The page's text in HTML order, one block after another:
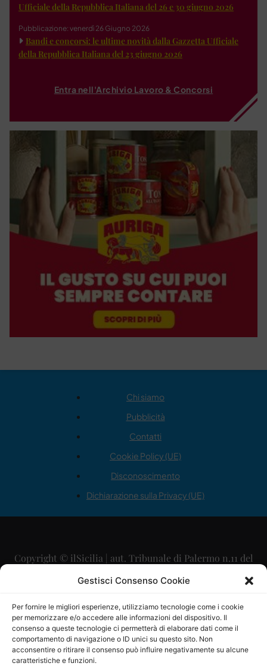
Gestisci Consenso Cookie
Per fornire le migliori esperienze, utilizziamo tecnologie come i cookie
per memorizzare e/o accedere alle informazioni del dispositivo. Il
consenso a queste tecnologie ci permetterà di elaborare dati come il
comportamento di navigazione o ID unici su questo sito. Non
acconsentire o ritirare il consenso può influire negativamente su alcune
caratteristiche e funzioni.
Ufficiale della Repubblica Italiana del 26 e 30 giugno 2026
Pubblicazione: venerdì 26 Giugno 2026
Bandi e concorsi: le ultime novità dalla Gazzetta Ufficiale
della Repubblica Italiana del 23 giugno 2026
Entra nell'Archivio Lavoro & Concorsi
Chi siamo
Pubblicità
Contatti
Cookie Policy (UE)
Disconoscimento
Dichiarazione sulla Privacy (UE)
Copyright © ilSicilia | aut. Tribunale di Palermo n.11 del
29/09/2015
Direttore Editoriale: Maurizio Scaglione
Direttore Responsabile: Maria Calabrese